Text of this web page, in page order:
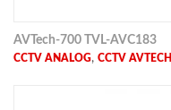
AVTech-700 TVL-AVC183
CCTV ANALOG, CCTV AVTECH